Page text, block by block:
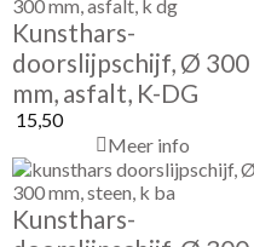
Kunsthars-
doorslijpschijf, Ø 300
mm, asfalt, K-DG
15,50
Meer info
Kunsthars-